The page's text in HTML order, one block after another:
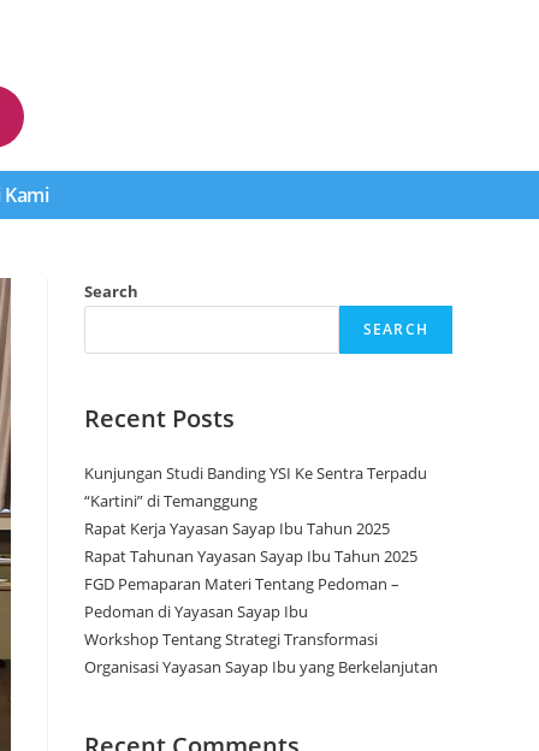
Search
SEARCH
Recent Posts
Kunjungan Studi Banding YSI Ke Sentra Terpadu
“Kartini” di Temanggung
Rapat Kerja Yayasan Sayap Ibu Tahun 2025
Rapat Tahunan Yayasan Sayap Ibu Tahun 2025
FGD Pemaparan Materi Tentang Pedoman –
Pedoman di Yayasan Sayap Ibu
Workshop Tentang Strategi Transformasi
Organisasi Yayasan Sayap Ibu yang Berkelanjutan